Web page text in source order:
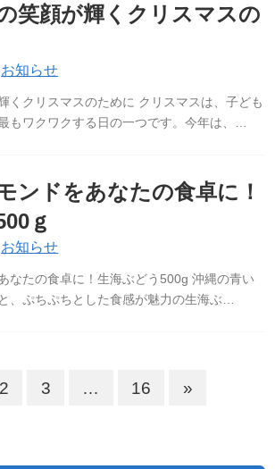
笑顔が輝くクリスマスの
お知らせ
くクリスマスのために クリスマスは、子ども
もワクワクする日の一つです。今年は、…
ンドをあなたの食卓に！
ｇ
お知らせ
なたの食卓に！生海ぶどう500g 沖縄の青い
、ぷちぷちとした食感が魅力の生海ぶ…
2 3 … 16 »